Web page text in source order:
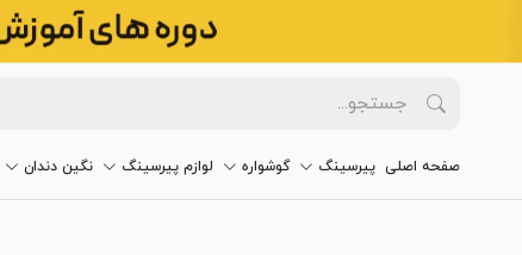
صفحه اصلی پیرسینگ گوشواره لوازم پیرسینگ نگین دندان